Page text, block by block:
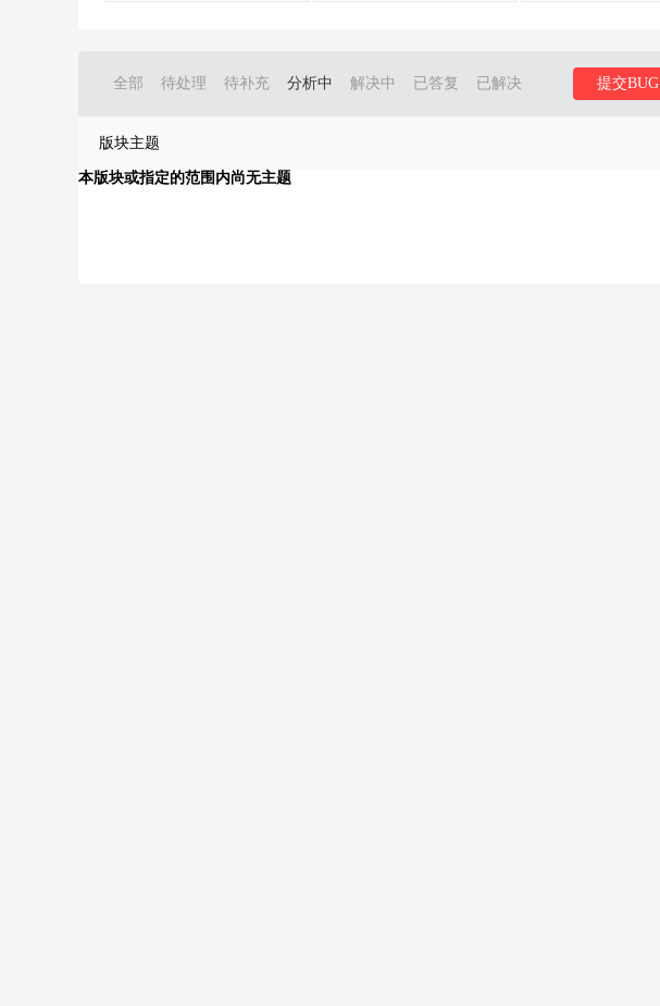
全部 待处理 待补充 分析中 解决中 已答复 已解决 提交BUG
版块主题
本版块或指定的范围内尚无主题